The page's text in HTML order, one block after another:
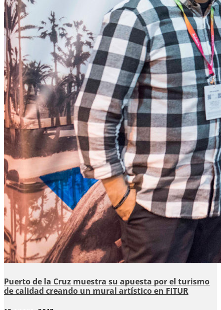
Puerto de la Cruz muestra su apuesta por el turismo
de calidad creando un mural artístico en FITUR